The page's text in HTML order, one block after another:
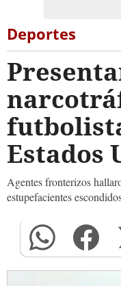
Deportes
Estados
Agentes fronterizos
estupefacientes